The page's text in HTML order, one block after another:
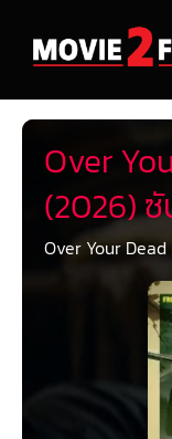
Over
(2026)
Over Your